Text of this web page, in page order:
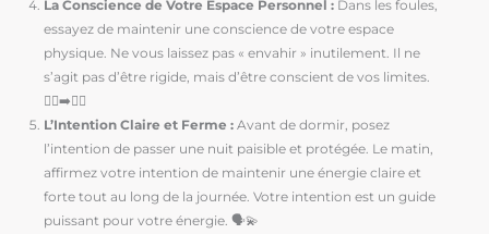
La Conscience de Votre Espace Personnel : Dans les foules,
essayez de maintenir une conscience de votre espace
physique. Ne vous laissez pas « envahir » inutilement. Il ne
s’agit pas d’être rigide, mais d’être conscient de vos limites.
🧍‍♀️➡️🧍‍♂️
L’Intention Claire et Ferme : Avant de dormir, posez
l’intention de passer une nuit paisible et protégée. Le matin,
affirmez votre intention de maintenir une énergie claire et
forte tout au long de la journée. Votre intention est un guide
puissant pour votre énergie. 🗣️💫